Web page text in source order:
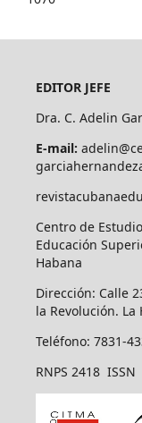
EDITOR JEFE
Dra. C. Adelin
E-mail:
Centro de
Educación
Habana
Dirección: Calle
la Revolución. La
Teléfono: 7831-
RNPS 2418